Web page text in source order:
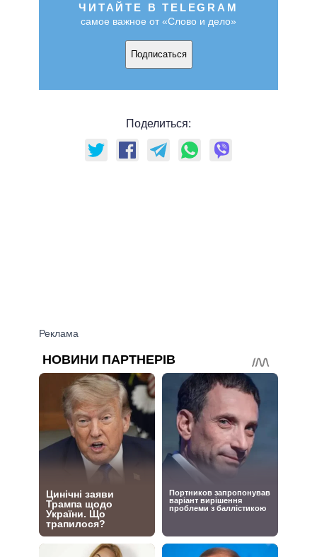
ЧИТАЙТЕ В TELEGRAM
самое важное от «Слово и дело»
Подписаться
Поделиться: